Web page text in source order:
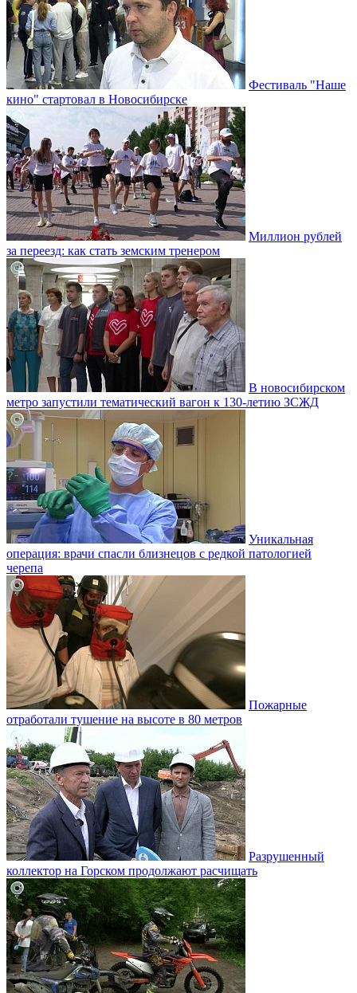
Фестиваль "Наше
кино" стартовал в Новосибирске
Миллион рублей
за переезд: как стать земским тренером
В новосибирском
метро запустили тематический вагон к 130-летию ЗСЖД
Уникальная
операция: врачи спасли близнецов с редкой патологией
черепа
Пожарные
отработали тушение на высоте в 80 метров
Разрушенный
коллектор на Горском продолжают расчищать